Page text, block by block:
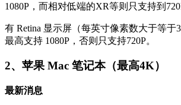
1080P，而相对低端的XR等则只支持到
有 Retina 显示屏（每英寸像素数大于等于
最高支持 1080P，否则只支持720P。
2、苹果 Mac 笔记本（最高4K）
最新消息